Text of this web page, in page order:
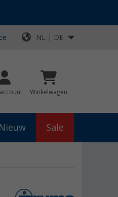
NL | DE
Winkelwagen
Nieuw Sale